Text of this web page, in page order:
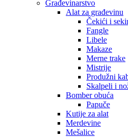
Građevinarstvo
Alat za građevinu
Čekići i
Fangle
Libele
Makaze
Merne trake
Mistrije
Produžni
Skalpeli i
Bomber obuća
Papuče
Kutije za alat
Merdevine
Mešalice